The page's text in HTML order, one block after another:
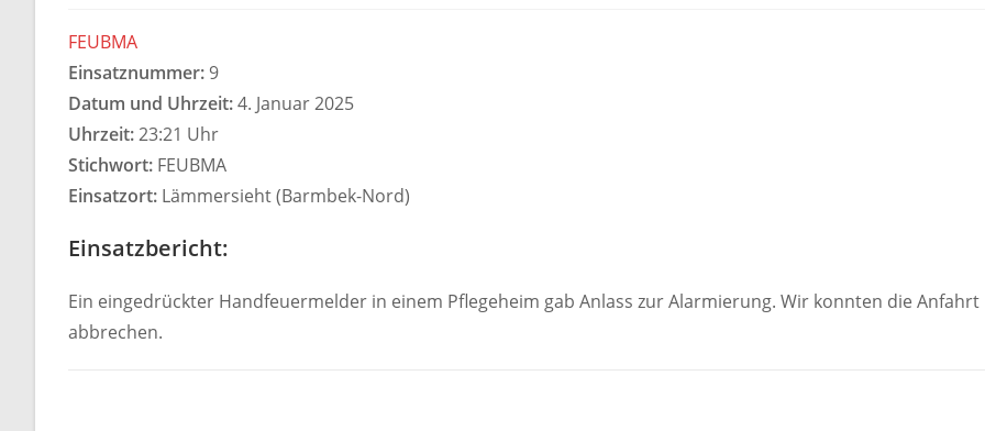
FEUBMA
Einsatznummer: 9
Datum und Uhrzeit:4. Januar 2025
Uhrzeit:23:21 Uhr
Stichwort: FEUBMA
Einsatzort: Lämmersieht (Barmbek-Nord)
Einsatzbericht:
Ein eingedrückter Handfeuermelder in einem Pflegeheim gab Anlass zur Alarmierung. Wir konnten die Anfahrt
abbrechen.